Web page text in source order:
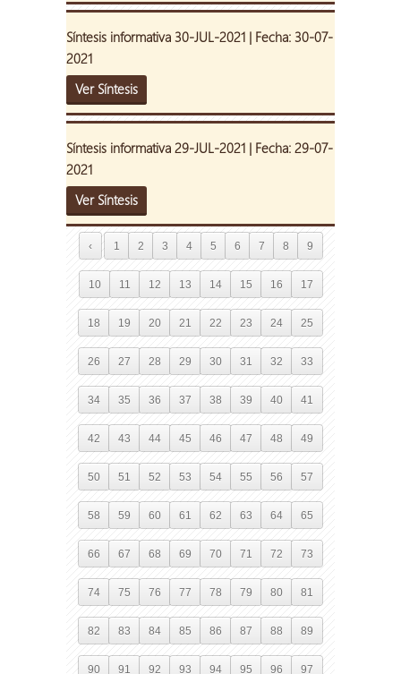
Síntesis informativa 30-JUL-2021 | Fecha: 30-07-
2021
Ver Síntesis
Síntesis informativa 29-JUL-2021 | Fecha: 29-07-
2021
Ver Síntesis
‹ 1 2 3 4 5 6 7 8 9
10 11 12 13 14 15 16 17
18 19 20 21 22 23 24 25
26 27 28 29 30 31 32 33
34 35 36 37 38 39 40 41
42 43 44 45 46 47 48 49
50 51 52 53 54 55 56 57
58 59 60 61 62 63 64 65
66 67 68 69 70 71 72 73
74 75 76 77 78 79 80 81
82 83 84 85 86 87 88 89
90 91 92 93 94 95 96 97